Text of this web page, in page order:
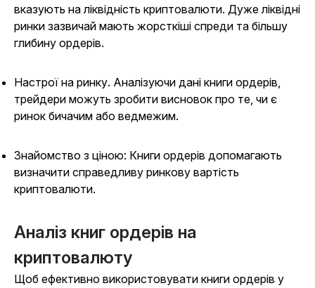
вказують на ліквідність криптовалюти. Дуже ліквідні
ринки зазвичай мають жорсткіші спреди та більшу
глибину ордерів.
Настрої на ринку. Аналізуючи дані книги ордерів,
трейдери можуть зробити висновок про те, чи є
ринок бичачим або ведмежим.
Знайомство з ціною: Книги ордерів допомагають
визначити справедливу ринкову вартість
криптовалюти.
Аналіз книг ордерів на
криптовалюту
Щоб ефективно використовувати книги ордерів у